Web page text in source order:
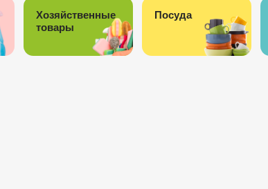
Хозяйственные
товары
Посуда